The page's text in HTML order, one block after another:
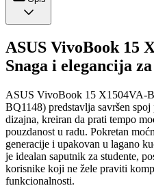
ASUS VivoBook 15
Snaga i elegancija
ASUS VivoBook 15 X1504VA-
BQ1148) predstavlja savršen
dizajna, kreiran da prati tempo
pouzdanost u radu. Pokretan
generacije i upakovan u lagano
je idealan saputnik za studente,
korisnike koji ne žele praviti
funkcionalnosti.